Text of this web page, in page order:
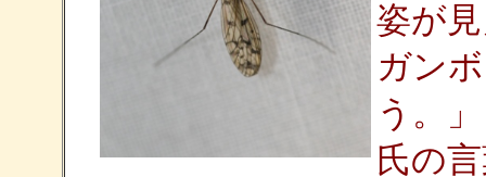
姿が
ガン
う。
氏の